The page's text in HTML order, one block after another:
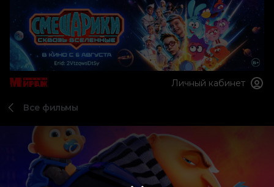
Личный кабинет
Все фильмы